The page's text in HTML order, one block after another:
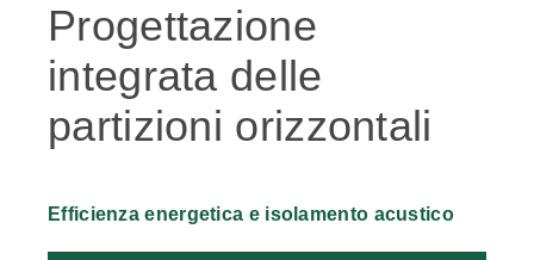
Progettazione
integrata delle
partizioni orizzontali
Efficienza energetica e isolamento acustico